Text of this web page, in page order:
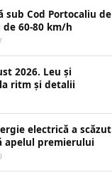
sub Cod Portocaliu de
60-80 km/h
2026. Leu și
ritm și detalii
electrică a scăzut
apelul premierului